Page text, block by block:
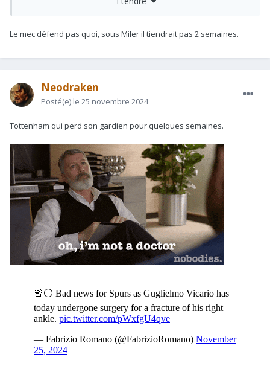
Le mec défend pas quoi, sous Miler il tiendrait pas 2 semaines.
Neodraken
Posté(e) le 25 novembre 2024
Tottenham qui perd son gardien pour quelques semaines.